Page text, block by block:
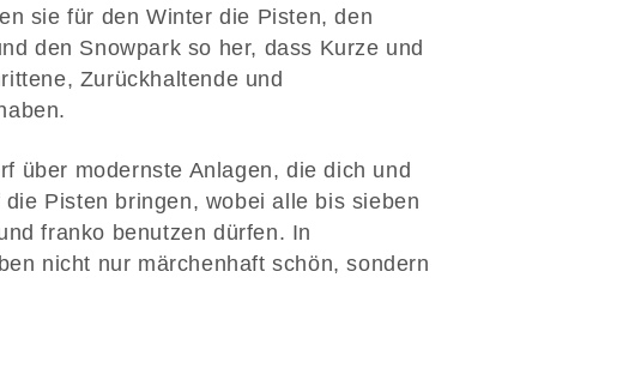
sie für den Winter die Pisten, den
den Snowpark so her, dass Kurze und
Zurückhaltende und
über modernste Anlagen, die dich und
Pisten bringen, wobei alle bis sieben
franko benutzen dürfen. In
nicht nur märchenhaft schön, sondern